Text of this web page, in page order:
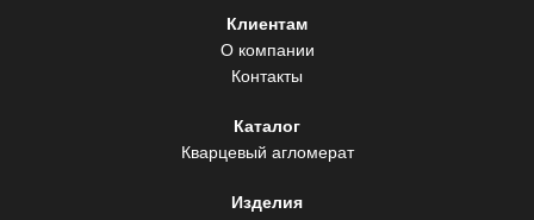
Клиентам
О компании
Контакты
Каталог
Кварцевый агломерат
Изделия